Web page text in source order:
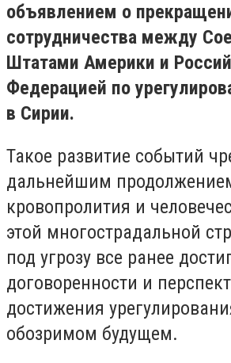
объявлением о
сотрудничества между
Штатами Америки и
Федерацией по
в Сирии.
Такое развитие событий
дальнейшим
кровопролития и
этой многострадальной
под угрозу все ранее
договоренности и
достижения
обозримом будущем.